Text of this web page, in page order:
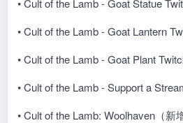
• Cult of the Lamb - Goat Statue
• Cult of the Lamb - Goat Lantern
• Cult of the Lamb - Goat Plant
• Cult of the Lamb - Support a
• Cult of the Lamb: Woolhaven（新